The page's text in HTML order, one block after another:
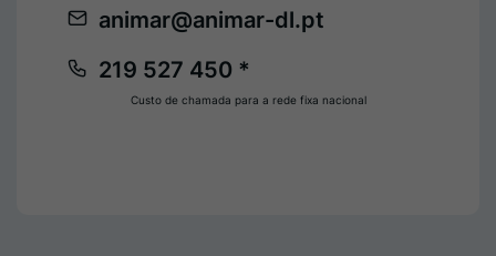
219 527 450 *
animar@animar-dl.pt
Custo de chamada para a rede fixa nacional